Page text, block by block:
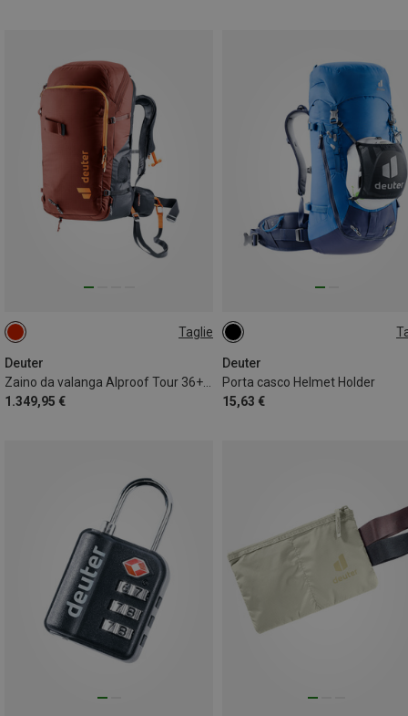
Taglie
Deuter
Zaino da valanga Alproof Tour 36+5 SL
1.349,95 €
36+5L
Deuter
Porta casco Helmet Holder
15,63 €
ONE SIZE